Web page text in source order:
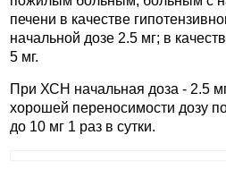
печени в качестве
начальной дозе 2.5 мг; в
5 мг.
При ХСН начальная доза - 2.5
хорошей переносимости дозу
до 10 мг 1 раз в сутки.